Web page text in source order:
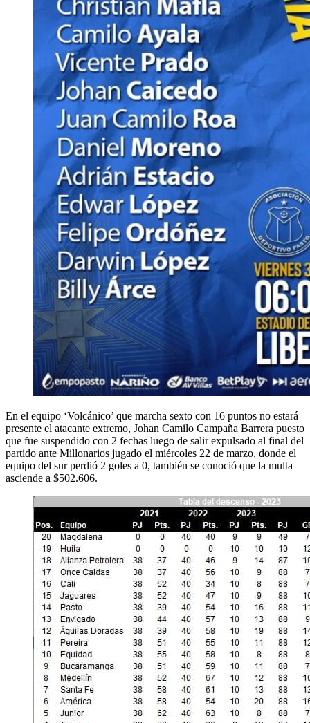
En el equipo ‘Volcánico’ que marcha sexto con 16 puntos no estará
presente el atacante extremo, Johan Camilo Campaña Barrera puesto
que fue suspendido con 2 fechas luego de salir expulsado al final del
partido ante Millonarios jugado el miércoles 22 de marzo, donde el
equipo del sur perdió 2 goles a 0, también se conoció que la multa
asciende a $502.606.